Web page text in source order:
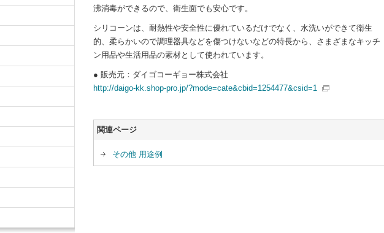
沸消毒ができるので、衛生面でも安心です。
シリコーンは、耐熱性や安全性に優れているだけでなく、水洗いができて衛生
的、柔らかいので調理器具などを傷つけないなどの特長から、さまざまなキッチ
ン用品や生活用品の素材として使われています。
● 販売元：ダイゴコーギョー株式会社
http://daigo-kk.shop-pro.jp/?mode=cate&cbid=1254477&csid=1
関連ページ
その他 用途例